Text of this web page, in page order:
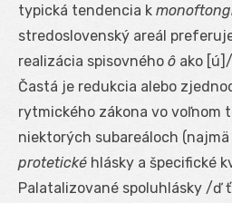
typická tendencia k
stredoslovenský areál
realizácia spisovného ô ako
Častá je redukcia alebo
rytmického zákona vo voľnom
niektorých subareáloch
protetické hlásky a špecifické
Palatalizované spoluhlásky /ď